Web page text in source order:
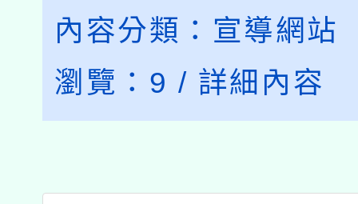
內容分類： 宣導網站
瀏覽： 9 / 詳細內容